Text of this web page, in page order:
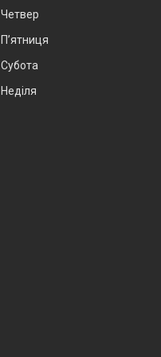
Четвер
Пʼятниця
Субота
Неділя